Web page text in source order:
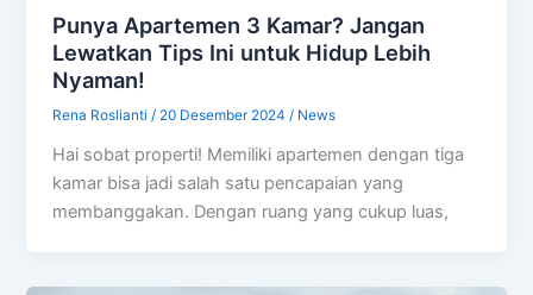
Punya Apartemen 3 Kamar? Jangan
Lewatkan Tips Ini untuk Hidup Lebih
Nyaman!
Rena Roslianti/ 20 Desember 2024/ News
Hai sobat properti! Memiliki apartemen dengan tiga
kamar bisa jadi salah satu pencapaian yang
membanggakan. Dengan ruang yang cukup luas,